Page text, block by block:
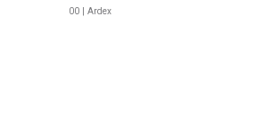
00 | Ardex